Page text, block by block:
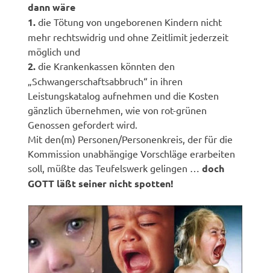
dann wäre
1.die Tötung von ungeborenen Kindern nicht
mehr rechtswidrig und ohne Zeitlimit jederzeit
möglich und
2.die Krankenkassen könnten den
„Schwangerschaftsabbruch“ in ihren
Leistungskatalog aufnehmen und die Kosten
gänzlich übernehmen, wie von rot-grünen
Genossen gefordert wird.
Mit den(m) Personen/Personenkreis, der für die
Kommission unabhängige Vorschläge erarbeiten
soll, müßte das Teufelswerk gelingen …doch
GOTT läßt seiner nicht spotten!